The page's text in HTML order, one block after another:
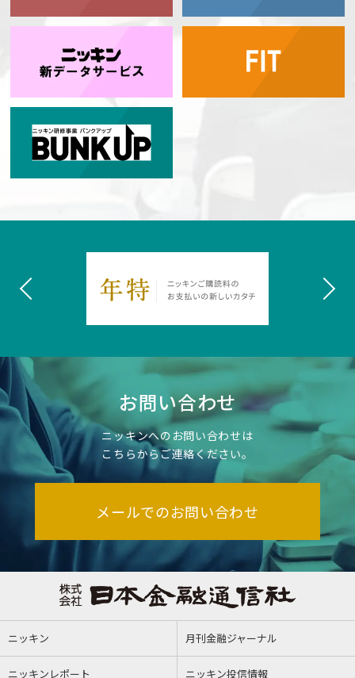
お問い合わせ
ニッキンへのお問い合わせは
こちらからご連絡ください。
メールでのお問い合わせ
ニッキン 月刊金融ジャーナル
ニッキンレポート ニッキン投信情報